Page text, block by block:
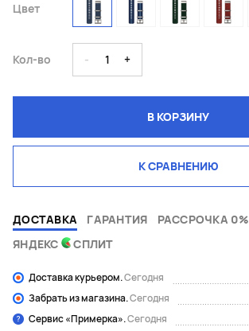
Цвет
Кол-во - 1 +
В КОРЗИНУ
К СРАВНЕНИЮ
ДОСТАВКА ГАРАНТИЯ
РАССРОЧКА 0%
ЯНДЕКС
СПЛИТ
Доставка курьером.Сегодня
Забрать из магазина.Сегодня
Сервис «Примерка».Сегодня